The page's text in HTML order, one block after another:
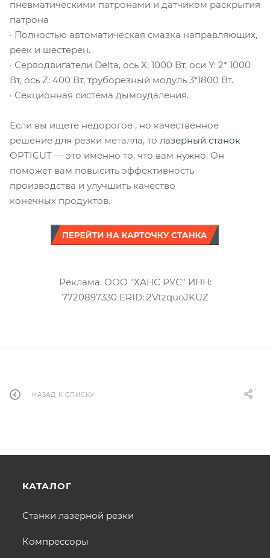
пневматическими патронами и датчиком раскрытия
патрона
· Полностью автоматическая смазка направляющих,
реек и шестерен.
· Серводвигатели Delta, ось X: 1000 Вт, оси Y: 2* 1000
Вт, ось Z: 400 Вт, труборезный модуль 3*1800 Вт.
· Секционная система дымоудаления.
Если вы ищете недорогое , но качественное
решение для резки металла, то лазерный станок
OPTICUT — это именно то, что вам нужно. Он
поможет вам повысить эффективность
производства и улучшить качество
конечных продуктов.
Реклама. ООО "ХАНС РУС" ИНН:
7720897330 ERID: 2VtzquoJKUZ
НАЗАД К СПИСКУ
КАТАЛОГ
Станки лазерной резки
Компрессоры